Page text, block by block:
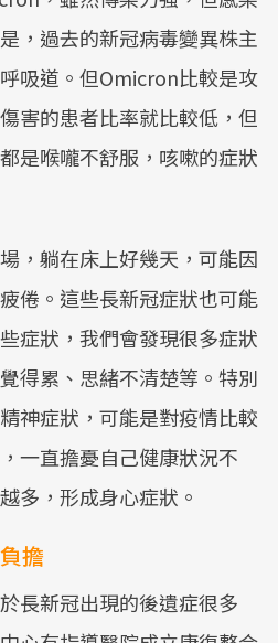
，過去的新冠病毒變異株主
吸道。但Omicron比較是攻
害的患者比率就比較低，但
是喉嚨不舒服，咳嗽的症狀
，躺在床上好幾天，可能因
倦。這些長新冠症狀也可能
症狀，我們會發現很多症狀
得累、思緒不清楚等。特別
神症狀，可能是對疫情比較
一直擔憂自己健康狀況不
多，形成身心症狀。
擔
長新冠出現的後遺症很多